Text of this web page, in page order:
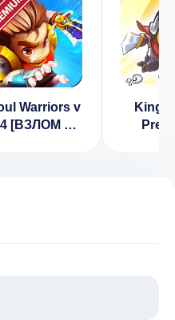
Warriors v
[ВЗЛОМ на
King